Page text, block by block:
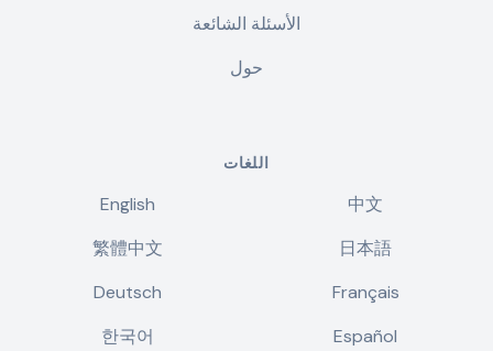
الأسئلة الشائعة
حول
اللغات
English
中文
繁體中文
日本語
Deutsch
Français
한국어
Español